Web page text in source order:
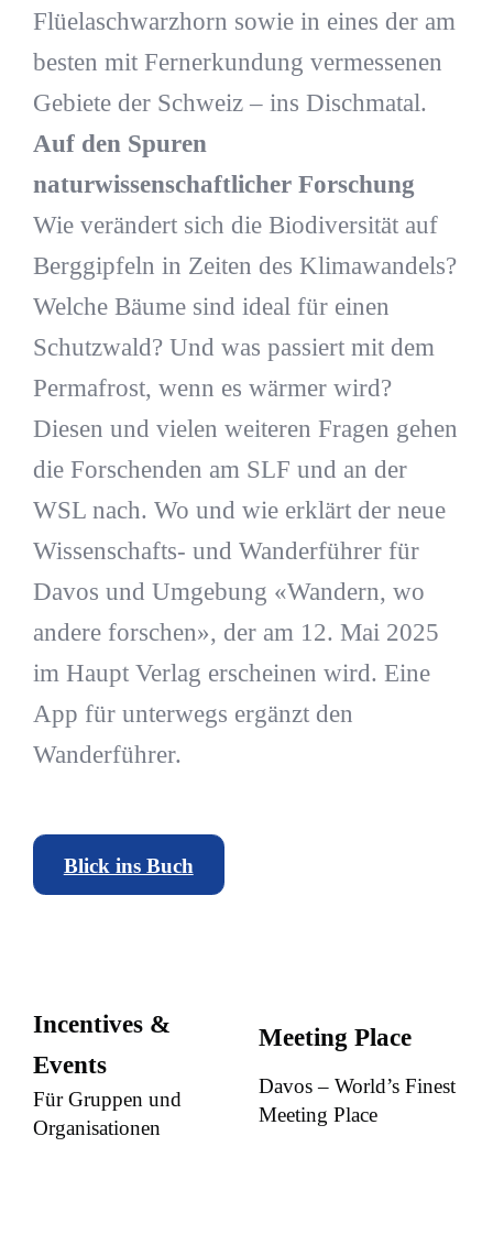
Flüelaschwarzhorn sowie in eines der am
besten mit Fernerkundung vermessenen
Gebiete der Schweiz – ins Dischmatal.
Auf den Spuren
naturwissenschaftlicher Forschung
Wie verändert sich die Biodiversität auf
Berggipfeln in Zeiten des Klimawandels?
Welche Bäume sind ideal für einen
Schutzwald? Und was passiert mit dem
Permafrost, wenn es wärmer wird?
Diesen und vielen weiteren Fragen gehen
die Forschenden am SLF und an der
WSL nach. Wo und wie erklärt der neue
Wissenschafts- und Wanderführer für
Davos und Umgebung «Wandern, wo
andere forschen», der am 12. Mai 2025
im Haupt Verlag erscheinen wird. Eine
App für unterwegs ergänzt den
Wanderführer.
Blick ins Buch
Incentives &
Events
Für Gruppen und
Organisationen
Meeting Place
Davos – World’s Finest
Meeting Place